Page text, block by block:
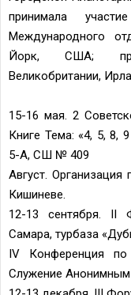
принимала
Международного
Йорк, США;
Великобритании,
15-16 мая. 2
Книге Тема: «4, 5, 8,
5-А, СШ № 409
Август.
Кишиневе.
12-13 сентября. II
Самара, турбаза
IV Конференция
Служение